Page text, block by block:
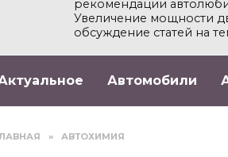
рекомендации
Увеличение мощности
обсуждение статей на
Автомобили
» АВТОХИМИЯ